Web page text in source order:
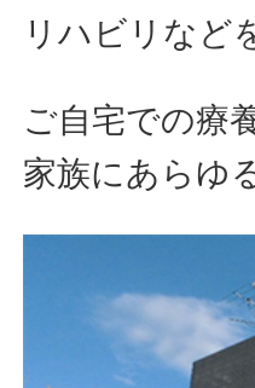
リハビリなど
ご自宅での療
家族にあらゆ